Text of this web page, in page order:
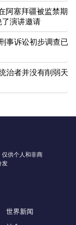
阿塞拜疆被监禁期
演讲邀请
事诉讼初步调查已
治者并没有削弱天
仅供个人和非商
发
世界新闻